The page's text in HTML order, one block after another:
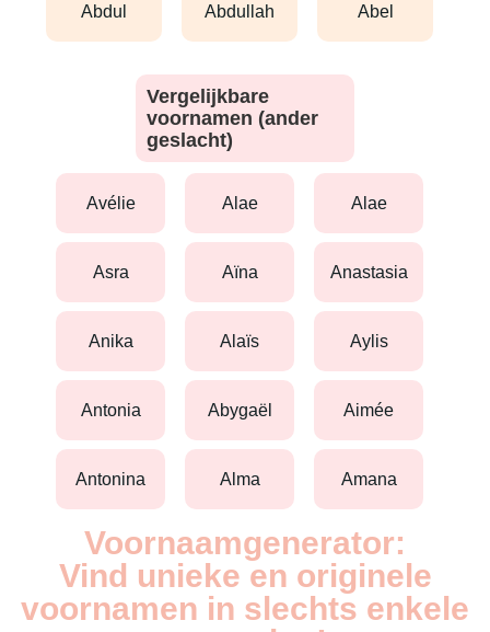
abdul abdullah abel
Vergelijkbare
voornamen (ander
geslacht)
avélie alae alae
asra aïna anastasia
anika alaïs aylis
antonia abygaël aimée
antonina alma amana
Voornaamgenerator:
Vind unieke en originele
voornamen in slechts enkele